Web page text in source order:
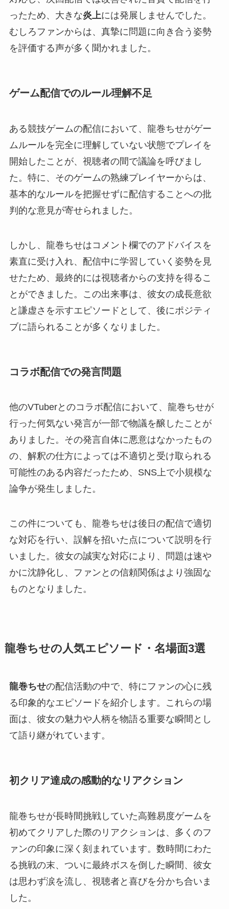
ったため、大きな炎上には発展しませんでした。
むしろファンからは、真摯に問題に向き合う姿勢
を評価する声が多く聞かれました。
ゲーム配信でのルール理解不足
ある競技ゲームの配信において、龍巻ちせがゲー
ムルールを完全に理解していない状態でプレイを
開始したことが、視聴者の間で議論を呼びまし
た。特に、そのゲームの熟練プレイヤーからは、
基本的なルールを把握せずに配信することへの批
判的な意見が寄せられました。
しかし、龍巻ちせはコメント欄でのアドバイスを
素直に受け入れ、配信中に学習していく姿勢を見
せたため、最終的には視聴者からの支持を得るこ
とができました。この出来事は、彼女の成長意欲
と謙虚さを示すエピソードとして、後にポジティ
ブに語られることが多くなりました。
コラボ配信での発言問題
他のVTuberとのコラボ配信において、龍巻ちせが
行った何気ない発言が一部で物議を醸したことが
ありました。その発言自体に悪意はなかったもの
の、解釈の仕方によっては不適切と受け取られる
可能性のある内容だったため、SNS上で小規模な
論争が発生しました。
この件についても、龍巻ちせは後日の配信で適切
な対応を行い、誤解を招いた点について説明を行
いました。彼女の誠実な対応により、問題は速や
かに沈静化し、ファンとの信頼関係はより強固な
ものとなりました。
龍巻ちせの人気エピソード・名場面3選
龍巻ちせの配信活動の中で、特にファンの心に残
る印象的なエピソードを紹介します。これらの場
面は、彼女の魅力や人柄を物語る重要な瞬間とし
て語り継がれています。
初クリア達成の感動的なリアクション
龍巻ちせが長時間挑戦していた高難易度ゲームを
初めてクリアした際のリアクションは、多くのフ
ァンの印象に深く刻まれています。数時間にわた
る挑戦の末、ついに最終ボスを倒した瞬間、彼女
は思わず涙を流し、視聴者と喜びを分かち合いま
した。